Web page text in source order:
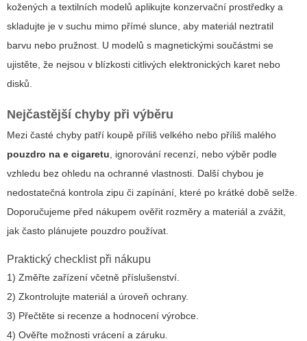
kožených a textilních modelů aplikujte konzervační prostředky a
skladujte je v suchu mimo přímé slunce, aby materiál neztratil
barvu nebo pružnost. U modelů s magnetickými součástmi se
ujistěte, že nejsou v blízkosti citlivých elektronických karet nebo
disků.
Nejčastější chyby při výběru
Mezi časté chyby patří koupě příliš velkého nebo příliš malého
pouzdro na e cigaretu , ignorování recenzí, nebo výběr podle
vzhledu bez ohledu na ochranné vlastnosti. Další chybou je
nedostatečná kontrola zipu či zapínání, které po krátké době selže.
Doporučujeme před nákupem ověřit rozměry a materiál a zvážit,
jak často plánujete pouzdro používat.
Praktický checklist při nákupu
1) Změřte zařízení včetně příslušenství.
2) Zkontrolujte materiál a úroveň ochrany.
3) Přečtěte si recenze a hodnocení výrobce.
4) Ověřte možnosti vrácení a záruku.